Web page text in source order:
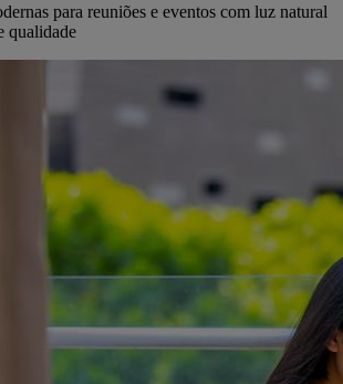
para reuniões e eventos com luz natural
qualidade